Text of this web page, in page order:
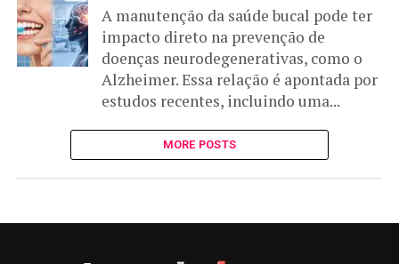
A manutenção da saúde bucal pode ter
impacto direto na prevenção de
doenças neurodegenerativas, como o
Alzheimer. Essa relação é apontada por
estudos recentes, incluindo uma...
MORE POSTS